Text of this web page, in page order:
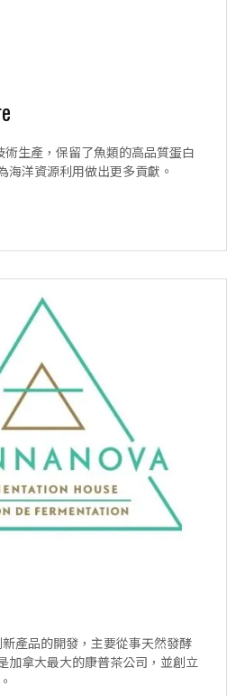
生產，保留了魚類的高品質蛋白
海洋資源利用做出更多貢獻。
產品的開發，主要從事天然發酵
加拿大最大的康普茶公司，並創立